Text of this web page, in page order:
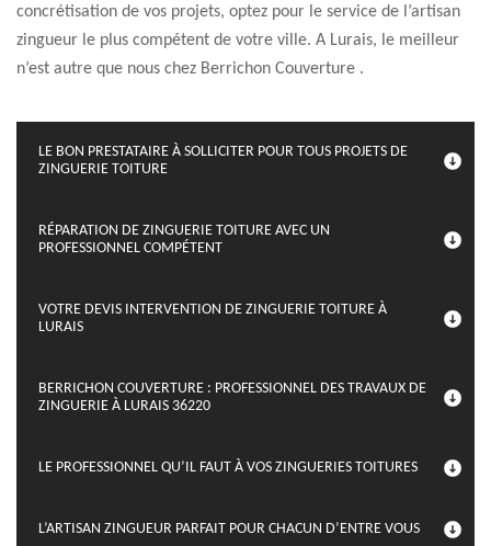
concrétisation de vos projets, optez pour le service de l’artisan
zingueur le plus compétent de votre ville. A Lurais, le meilleur
n’est autre que nous chez Berrichon Couverture .
LE BON PRESTATAIRE À SOLLICITER POUR TOUS PROJETS DE
ZINGUERIE TOITURE
RÉPARATION DE ZINGUERIE TOITURE AVEC UN
PROFESSIONNEL COMPÉTENT
VOTRE DEVIS INTERVENTION DE ZINGUERIE TOITURE À
LURAIS
BERRICHON COUVERTURE : PROFESSIONNEL DES TRAVAUX DE
ZINGUERIE À LURAIS 36220
LE PROFESSIONNEL QU’IL FAUT À VOS ZINGUERIES TOITURES
L’ARTISAN ZINGUEUR PARFAIT POUR CHACUN D’ENTRE VOUS